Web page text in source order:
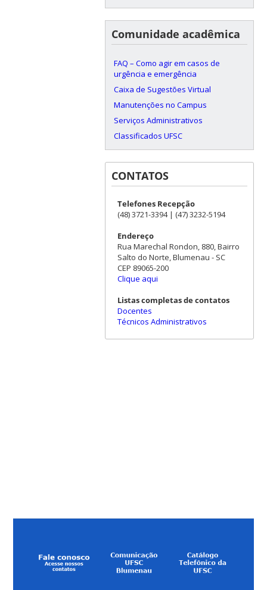
Comunidade acadêmica
FAQ – Como agir em casos de
urgência e emergência
Caixa de Sugestões Virtual
Manutenções no Campus
Serviços Administrativos
Classificados UFSC
CONTATOS
Telefones Recepção
(48) 3721-3394 | (47) 3232-5194
Endereço
Rua Marechal Rondon, 880, Bairro
Salto do Norte, Blumenau - SC
CEP 89065-200
Clique aqui
Listas completas de contatos
Docentes
Técnicos Administrativos